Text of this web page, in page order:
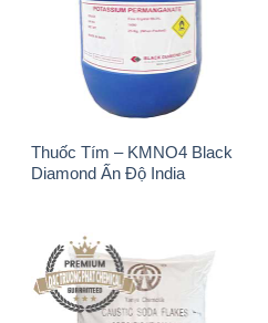
Thuốc Tím – KMNO4 Black
Diamond Ấn Độ India